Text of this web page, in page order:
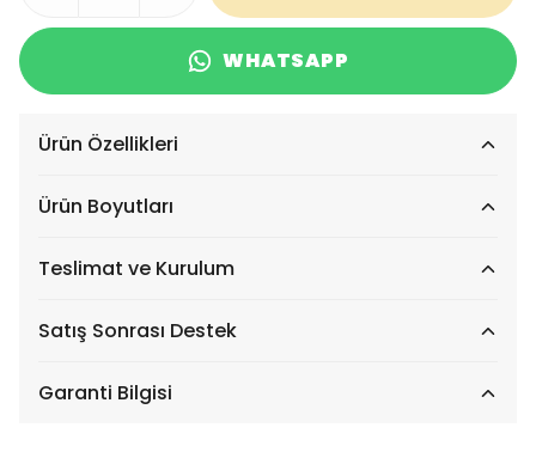
WHATSAPP
Ürün Özellikleri
Ürün Boyutları
Teslimat ve Kurulum
Satış Sonrası Destek
Garanti Bilgisi